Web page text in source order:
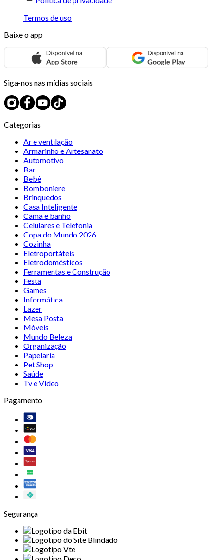
Termos de uso
Baixe o app
Siga-nos nas mídias sociais
Categorias
Ar e ventilação
Armarinho e Artesanato
Automotivo
Bar
Bebê
Bomboniere
Brinquedos
Casa Inteligente
Cama e banho
Celulares e Telefonia
Copa do Mundo 2026
Cozinha
Eletroportáteis
Eletrodomésticos
Ferramentas e Construção
Festa
Games
Informática
Lazer
Mesa Posta
Móveis
Mundo Beleza
Organização
Papelaria
Pet Shop
Saúde
Tv e Vídeo
Pagamento
Segurança